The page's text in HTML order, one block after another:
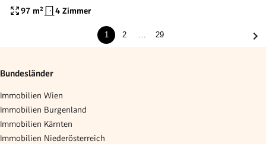
97 m² 4 Zimmer
1 2 … 29
Bundesländer
Immobilien Wien
Immobilien Burgenland
Immobilien Kärnten
Immobilien Niederösterreich